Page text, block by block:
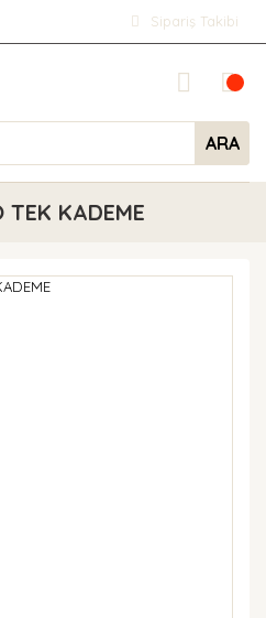
Sipariş Takibi
ARA
KADEME